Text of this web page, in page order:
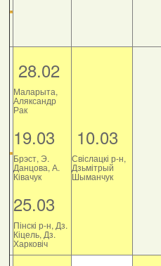
28.02
Маларыта,
Аляксандр
Рак
19.03
Брэст, Э.
Данцова, А.
Ківачук
25.03
Пінскі р-н, Дз.
Кіцель, Дз.
Харковіч
10.03
Свіслацкі р-н,
Дзьмітрый
Шыманчук